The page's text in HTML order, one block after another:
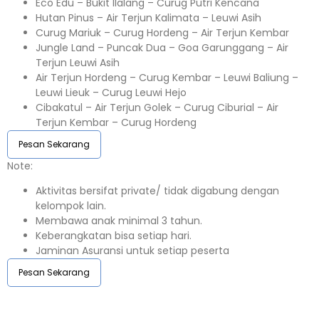
Hutan Pinus – Air Terjun Kalimata – Leuwi Asih
Curug Mariuk – Curug Hordeng – Air Terjun Kembar
Jungle Land – Puncak Dua – Goa Garunggang – Air
Terjun Leuwi Asih
Air Terjun Hordeng – Curug Kembar – Leuwi Baliung –
Leuwi Lieuk – Curug Leuwi Hejo
Cibakatul – Air Terjun Golek – Curug Ciburial – Air
Terjun Kembar – Curug Hordeng
Pesan Sekarang
Note:⁣⁣
Aktivitas bersifat private/ tidak digabung dengan
kelompok lain.
Membawa anak minimal 3 tahun.⁣⁣
Keberangkatan bisa setiap hari.⁣⁣
Jaminan Asuransi untuk setiap peserta ⁣⁣
Pesan Sekarang